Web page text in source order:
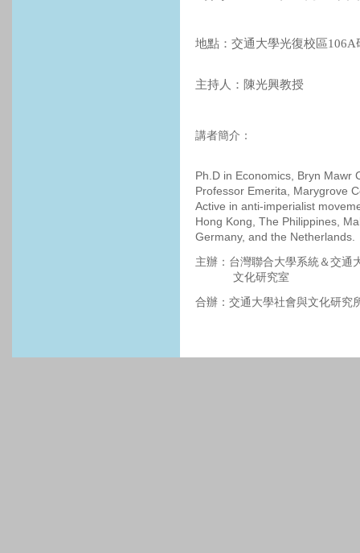
地點：交通大學光復校區106A
主持人：陳光興教授
講者簡介：
Ph.D in Economics, Bryn Mawr
Professor Emerita, Marygrove
Active in anti-imperialist
Hong Kong, The Philippines,
Germany, and the Netherlands.
主辦：台灣聯合大學系統＆交通
文化研究室
合辦：交通大學社會與文化研究